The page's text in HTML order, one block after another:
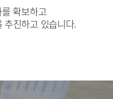
확보하고
추진하고 있습니다.